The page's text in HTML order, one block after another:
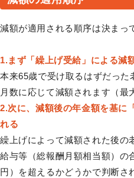
減額が適用される順序は決まっ
1.まず「繰上げ受給」による減
本来65歳で受け取るはずだった
月数に応じて減額されます（最
2.次に、減額後の年金額を基に
れる
繰上げによって減額された後の
給与等（総報酬月額相当額）の
円）を超えるかどうかで判断さ